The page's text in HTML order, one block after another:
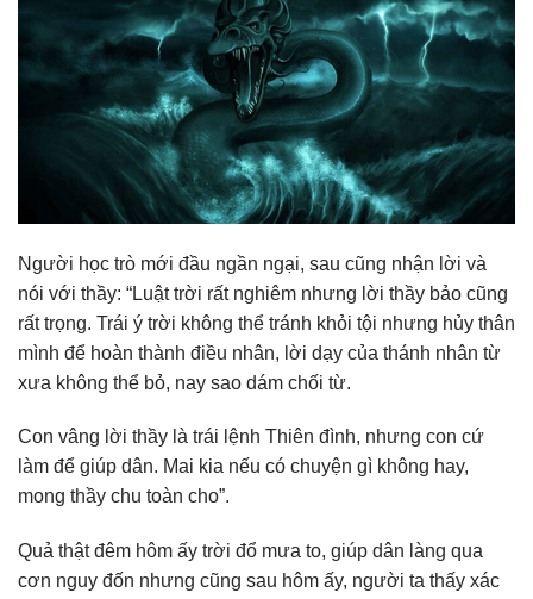
Người học trò mới đầu ngần ngại, sau cũng nhận lời và
nói với thầy: “Luật trời rất nghiêm nhưng lời thầy bảo cũng
rất trọng. Trái ý trời không thể tránh khỏi tội nhưng hủy thân
mình để hoàn thành điều nhân, lời dạy của thánh nhân từ
xưa không thể bỏ, nay sao dám chối từ.
Con vâng lời thầy là trái lệnh Thiên đình, nhưng con cứ
làm để giúp dân. Mai kia nếu có chuyện gì không hay,
mong thầy chu toàn cho”.
Quả thật đêm hôm ấy trời đổ mưa to, giúp dân làng qua
cơn nguy đốn nhưng cũng sau hôm ấy, người ta thấy xác